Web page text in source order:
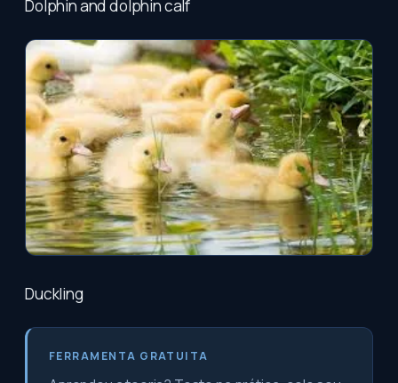
Dolphin and dolphin calf
Duckling
FERRAMENTA GRATUITA